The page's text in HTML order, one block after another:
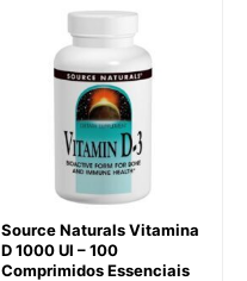
Source Naturals Vitamina
D 1000 UI – 100
Comprimidos Essenciais